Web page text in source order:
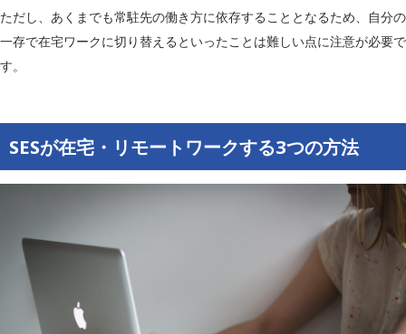
ただし、あくまでも常駐先の働き方に依存することとなるため、自分の
一存で在宅ワークに切り替えるといったことは難しい点に注意が必要で
す。
SESが在宅・リモートワークする3つの方法